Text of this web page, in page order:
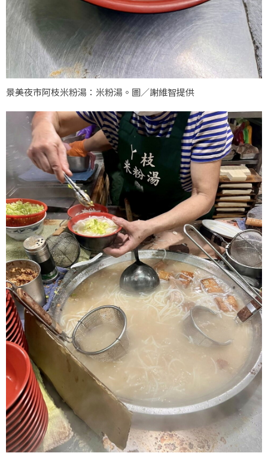
景美夜市阿枝米粉湯：米粉湯。圖／謝維智提供